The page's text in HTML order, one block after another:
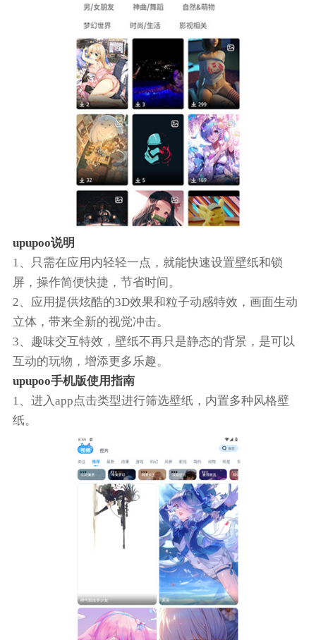
upupoo说明
1、只需在应用内轻轻一点，就能快速设置壁纸和锁
屏，操作简便快捷，节省时间。
2、应用提供炫酷的3D效果和粒子动感特效，画面生动
立体，带来全新的视觉冲击。
3、趣味交互特效，壁纸不再只是静态的背景，是可以
互动的玩物，增添更多乐趣。
upupoo手机版使用指南
1、进入app点击类型进行筛选壁纸，内置多种风格壁
纸。